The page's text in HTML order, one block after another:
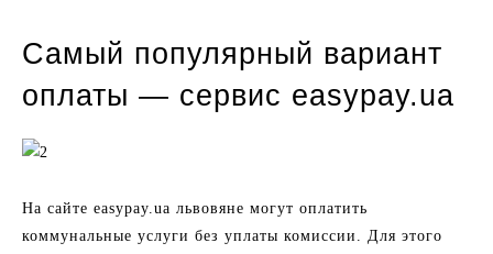
Самый популярный вариант
оплаты — сервис easypay.ua
На сайте easypay.ua львовяне могут оплатить
коммунальные услуги без уплаты комиссии. Для этого